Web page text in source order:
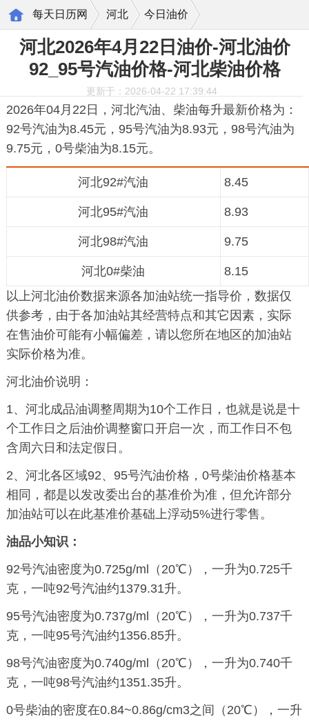
每天日历网 河北 今日油价
河北2026年4月22日油价-河北油价
92_95号汽油价格-河北柴油价格
更新于：2026-04-22 17:39:44
2026年04月22日，河北汽油、柴油每升最新价格为：
92号汽油为8.45元，95号汽油为8.93元，98号汽油为
9.75元，0号柴油为8.15元。
河北92#汽油 8.45
河北95#汽油 8.93
河北98#汽油 9.75
河北0#柴油
8.15
以上河北油价数据来源各加油站统一指导价，数据仅
供参考，由于各加油站其经营特点和其它因素，实际
在售油价可能有小幅偏差，请以您所在地区的加油站
实际价格为准。
河北油价说明：
1、河北成品油调整周期为10个工作日，也就是说是十
个工作日之后油价调整窗口开启一次，而工作日不包
含周六日和法定假日。
2、河北各区域92、95号汽油价格，0号柴油价格基本
相同，都是以发改委出台的基准价为准，但允许部分
加油站可以在此基准价基础上浮动5%进行零售。
油品小知识：
92号汽油密度为0.725g/ml（20℃），一升为0.725千
克，一吨92号汽油约1379.31升。
95号汽油密度为0.737g/ml（20℃），一升为0.737千
克，一吨95号汽油约1356.85升。
98号汽油密度为0.740g/ml（20℃），一升为0.740千
克，一吨98号汽油约1351.35升。
0号柴油的密度在0.84~0.86g/cm3之间（20℃），一升